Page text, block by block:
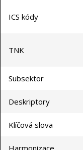
ICS kódy
TNK
Subsektor
Deskriptory
Klíčová slova